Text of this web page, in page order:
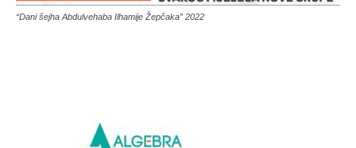
“Dani šejha Abdulvehaba Ilhamije Žepčaka” 2022